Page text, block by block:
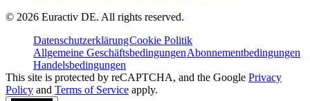
© 2026 Euractiv DE. All rights reserved.
DatenschutzerklärungCookie Politik
Allgemeine GeschäftsbedingungenAbonnementbedingungen
Handelsbedingungen
This site is protected by reCAPTCHA, and the Google Privacy
Policy and Terms of Service apply.